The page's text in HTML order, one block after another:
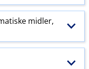
midler,